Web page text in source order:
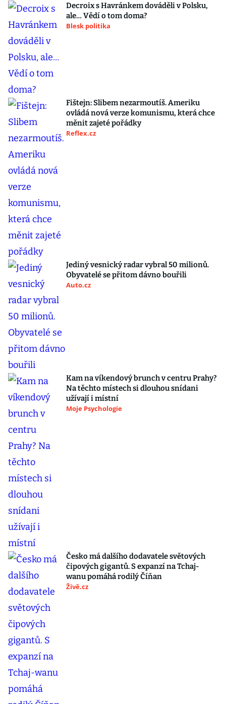
Decroix s Havránkem dováděli v Polsku,
ale… Vědí o tom doma?
Blesk politika
Fištejn: Slibem nezarmoutíš. Ameriku
ovládá nová verze komunismu, která chce
měnit zajeté pořádky
Reflex.cz
Jediný vesnický radar vybral 50 milionů.
Obyvatelé se přitom dávno bouřili
Auto.cz
Kam na víkendový brunch v centru Prahy?
Na těchto místech si dlouhou snídani
užívají i místní
Moje Psychologie
Česko má dalšího dodavatele světových
čipových gigantů. S expanzí na Tchaj-
wanu pomáhá rodilý Číňan
Živě.cz